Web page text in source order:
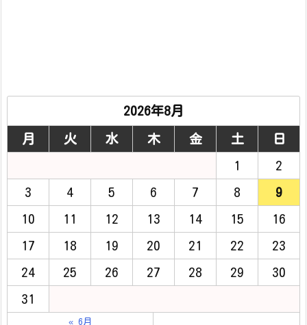
2026年8月
月 火 水 木 金 土 日
1 2
3 4 5 6 7 8 9
10 11 12 13 14 15 16
17 18 19 20 21 22 23
24 25 26 27 28 29 30
31
« 6月